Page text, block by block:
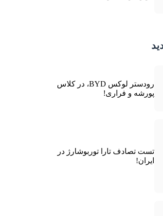
رودستر لوکس BYD، در کلاس
پورشه و فراری!
تست تصادف تارا توربوشارژ در
ایران!